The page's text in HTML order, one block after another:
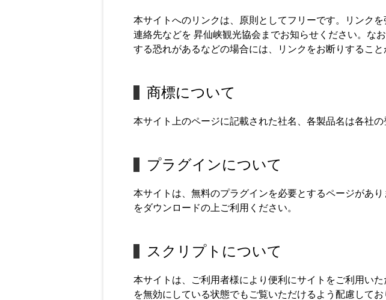
本サイトへのリンクは、原則としてフリーです。リンク
連絡先などを 昇仙峡観光協会までお知らせください。な
する恐れがあるなどの場合には、リンクをお断りすること
商標について
本サイト上のページに記載された社名、各製品名は各社の
プラグインについて
本サイトは、無料のプラグインを必要とするページがあ
をダウンロードの上ご利用ください。
スクリプトについて
本サイトは、ご利用者様により便利にサイトをご利用い
を無効にしている状態でもご覧いただけるよう配慮して